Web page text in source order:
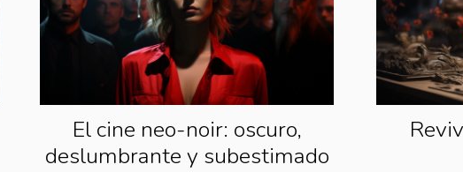
El cine neo-noir: oscuro,
deslumbrante y subestimado